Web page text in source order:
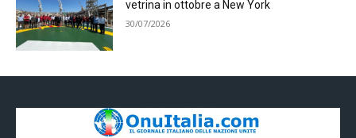
vetrina in ottobre a New York
30/07/2026